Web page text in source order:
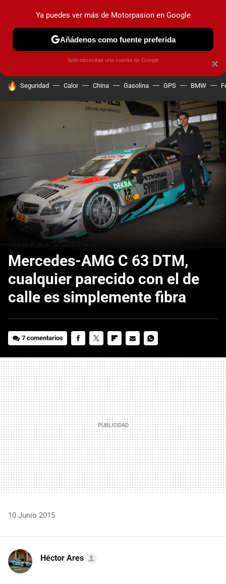
PRUEBAS COCHES ELÉCTRICOS OBSERVATORIO
HOY SE HABLA DE
Seguridad Calor China Gasolina GPS BMW
Mercedes-AMG C 63 DTM,
cualquier parecido con el de
calle es simplemente fibra
7 comentarios
MAIL
10 Junio 2015
Héctor Ares
×
Ya puedes ver más de Motorpasion en Google
Añádenos como fuente preferida
Solo necesitas una cuenta de Google